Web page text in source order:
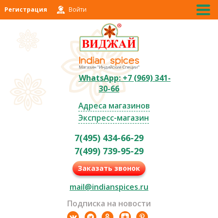
Регистрация Войти
WhatsApp: +7 (969) 341-
30-66
Адреса магазинов
Экспресс-магазин
7(495) 434-66-29
7(499) 739-95-29
Заказать звонок
mail@indianspices.ru
Подписка на новости